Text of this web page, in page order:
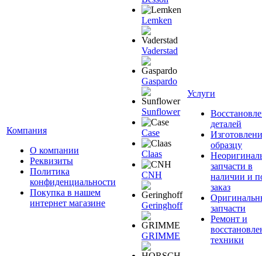
Компания
О компании
Реквизиты
Политика
конфиденциальности
Покупка в нашем
интернет магазине
Lemken
Vaderstad
Gaspardo
Sunflower
Case
Claas
CNH
Geringhoff
GRIMME
Услуги
деталей
образцу
запчасти в
наличии и
заказ
запчасти
Ремонт и
техники